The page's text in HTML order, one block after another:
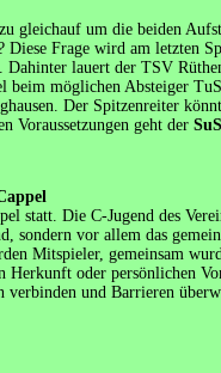
gleichauf um die beiden
Frage wird am letzten
Dahinter lauert der TSV
beim möglichen Absteiger
Der Spitzenreiter
Voraussetzungen geht der
statt. Die C-Jugend des
sondern vor allem das
Mitspieler, gemeinsam
oder persönlichen
und Barrieren